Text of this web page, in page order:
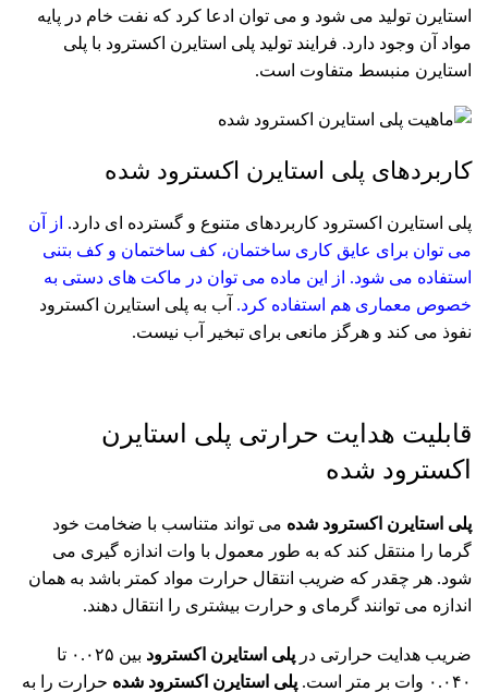
استایرن تولید می شود و می توان ادعا کرد که نفت خام در پایه
مواد آن وجود دارد. فرایند تولید پلی استایرن اکسترود با پلی
استایرن منبسط متفاوت است.
کاربردهای پلی استایرن اکسترود شده
پلی استایرن اکسترود کاربردهای متنوع و گسترده ای دارد. از آن
می توان برای عایق کاری ساختمان، کف ساختمان و کف بتنی
استفاده می شود. از این ماده می توان در ماکت های دستی به
خصوص معماری هم استفاده کرد. آب به پلی استایرن اکسترود
نفوذ می کند و هرگز مانعی برای تبخیر آب نیست.
قابلیت هدایت حرارتی پلی استایرن
اکسترود شده
پلی استایرن اکسترود شده می تواند متناسب با ضخامت خود
گرما را منتقل کند که به طور معمول با وات اندازه گیری می
شود. هر چقدر که ضریب انتقال حرارت مواد کمتر باشد به همان
اندازه می توانند گرمای و حرارت بیشتری را انتقال دهند.
ضریب هدایت حرارتی در پلی استایرن اکسترود
بین ۰.۰۲۵ تا
۰.۰۴۰ وات بر متر است.
پلی استایرن اکسترود شده حرارت را به